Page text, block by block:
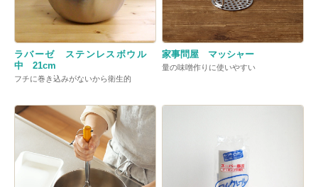
ラバーゼ ステンレスボウル
中 21cm
フチに巻き込みがないから衛生的
家事問屋 マッシャー
量の味噌作りに使いやすい